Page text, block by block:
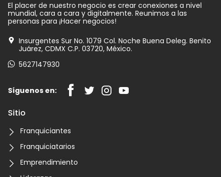
El placer de nuestro negocio es crear conexiones a nivel
mundial, cara a cara y digitalmente. Reunimos a las
personas para ¡Hacer negocios!
Insurgentes Sur No. 1079 Col. Noche Buena Deleg. Benito
Juárez, CDMX C.P. 03720, México.
5627147930
Síguenos en:
Sitio
Franquiciantes
Franquiciatarios
Emprendimiento